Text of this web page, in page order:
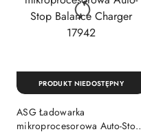
ASG Ładowarka
mikroprocesorowa Auto-Stop
PRODUKT NIEDOSTĘPNY